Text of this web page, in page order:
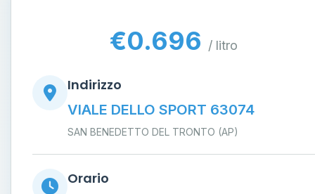
€0.696 / litro
Indirizzo
VIALE DELLO SPORT 63074
SAN BENEDETTO DEL TRONTO (AP)
Orario